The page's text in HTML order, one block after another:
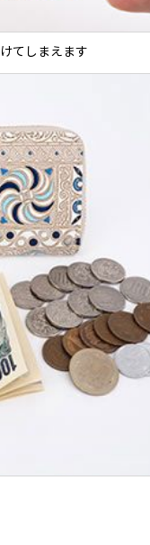
てしまえます